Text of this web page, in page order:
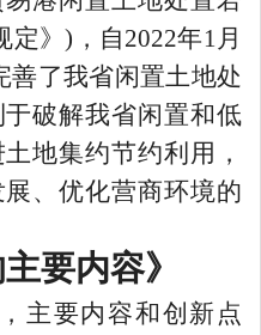
》)，自2022年1月
善了我省闲置土地处
破解我省闲置和低
地集约节约利用，
、优化营商环境的
要内容》
主要内容和创新点